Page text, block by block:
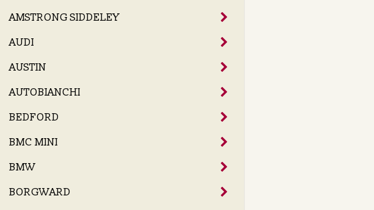
AMSTRONG SIDDELEY
AUDI
AUSTIN
AUTOBIANCHI
BEDFORD
BMC MINI
BMW
BORGWARD